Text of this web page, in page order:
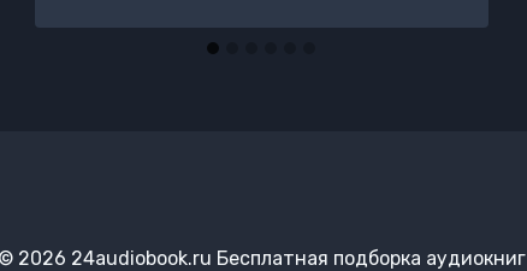
© 2026 24audiobook.ru Бесплатная подборка аудиокниг